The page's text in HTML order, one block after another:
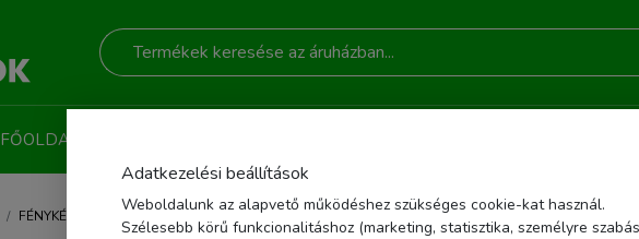
FŐOLDAL
FÉNYKÉPEZŐ KIEGÉSZÍTŐK FÉNYKÉPEZŐ TÁSKA, HÁTIZSÁK MANFROTTO RELOADER TOUGH
Adatkezelési beállítások
Weboldalunk az alapvető működéshez szükséges cookie-kat használ.
Szélesebb körű funkcionalitáshoz (marketing, statisztika, személyre